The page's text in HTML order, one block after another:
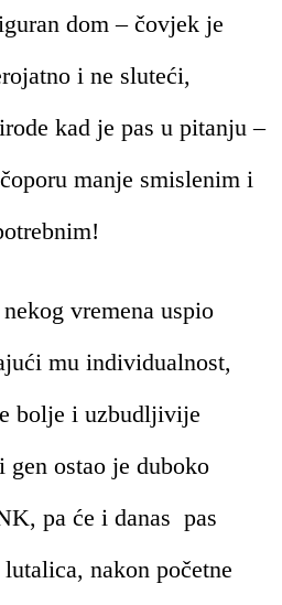
dom – čovjek je
i ne sluteći,
kad je pas u pitanju –
manje smislenim i
vremena uspio
mu individualnost,
bolje i uzbudljivije
ostao je duboko
pa će i danas pas
nakon početne